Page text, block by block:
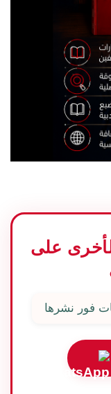
على
فور نشرها